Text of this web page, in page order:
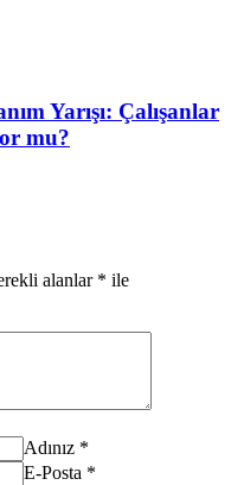
Yarışı: Çalışanlar
mu?
alanlar * ile
Adınız *
E-Posta *